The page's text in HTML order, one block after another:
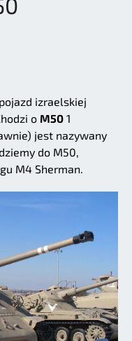
izraelskiej
o M50 1
jest nazywany
do M50,
M4 Sherman.